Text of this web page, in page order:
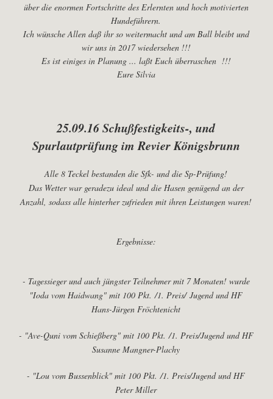
über die enormen Fortschritte des Erlernten und hoch motivierten
Hundeführern.
Ich wünsche Allen daß ihr so weitermacht und am Ball bleibt und
wir uns in 2017 wiedersehen !!!
Es ist einiges in Planung ... laßt Euch überraschen !!!
Eure Silvia
25.09.16 Schußfestigkeits-, und
Spurlautprüfung im Revier Königsbrunn
Alle 8 Teckel bestanden die Sfk- und die Sp-Prüfung!
Das Wetter war geradezu ideal und die Hasen genügend an der
Anzahl, sodass alle hinterher zufrieden mit ihren Leistungen waren!
Ergebnisse:
- Tagessieger und auch jüngster Teilnehmer mit 7 Monaten! wurde
"Ioda vom Haidwang" mit 100 Pkt. /1. Preis/Jugend und HF
Hans-Jürgen Fröchtenicht
- "Ave-Quni vom Schießberg" mit 100 Pkt. /1. Preis/Jugend und HF
Susanne Mangner-Plachy
- "Lou vom Bussenblick" mit 100 Pkt. /1. Preis/Jugend und HF
Peter Miller